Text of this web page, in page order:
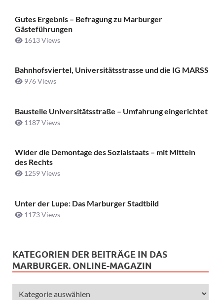
Gutes Ergebnis – Befragung zu Marburger
Gästeführungen
1613 Views
Bahnhofsviertel, Universitätsstrasse und die IG MARSS
976 Views
Baustelle Universitätsstraße ­– Umfahrung eingerichtet
1187 Views
Wider die Demontage des Sozialstaats – mit Mitteln
des Rechts
1259 Views
Unter der Lupe: Das Marburger Stadtbild
1173 Views
KATEGORIEN DER BEITRÄGE IN DAS
MARBURGER. ONLINE-MAGAZIN